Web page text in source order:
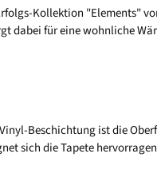
Kollektion "Elements"
dabei für eine wohnliche
Beschichtung ist die
sich die Tapete